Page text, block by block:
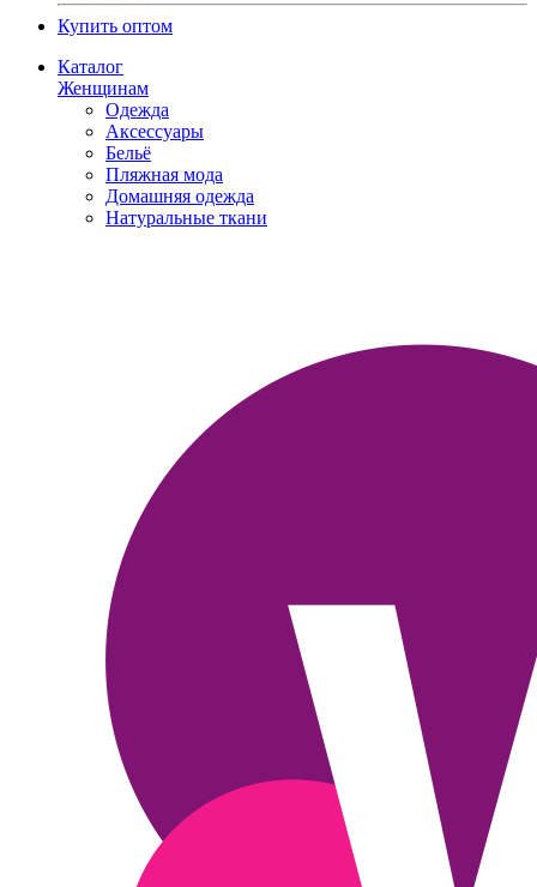
Купить оптом
Каталог
Женщинам
Одежда
Аксессуары
Бельё
Пляжная мода
Домашняя одежда
Натуральные ткани